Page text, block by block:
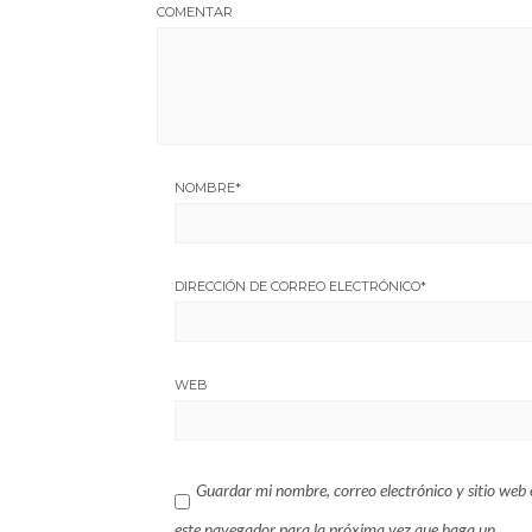
COMENTAR
NOMBRE*
DIRECCIÓN DE CORREO ELECTRÓNICO*
WEB
Guardar mi nombre, correo electrónico y sitio web